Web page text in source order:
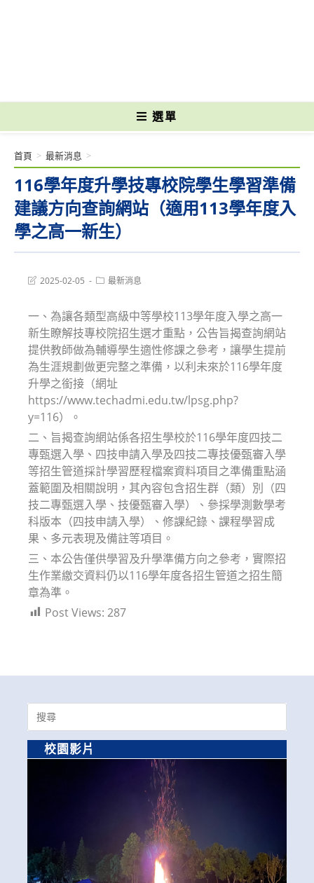
選單
116學年度升學技專校院學生學習準備
建議方向查詢網站（適用113學年度入
學之高一新生）
首頁 > 最新消息 >
Post2025-02-05
Post最新消息
一、為讓各類型高級中等學校113學年度入學之高一
新生瞭解技專校院招生選才重點，公告旨揭查詢網站
提供教師做為輔導學生適性修課之參考，讓學生提前
為生涯規劃做更完整之準備，以利未來於116學年度
升學之銜接（網址
https://www.techadmi.edu.tw/lpsg.php?
y=116）。
二、旨揭查詢網站係各招生學校於116學年度四技二
專甄選入學、四技申請入學及四技二專技優甄審入學
等招生管道採計學習歷程檔案資料項目之準備重點涵
蓋範圍及相關說明，其內容包含招生群（類）別（四
技二專甄選入學、技優甄審入學）、參採學測數學考
科版本（四技申請入學）、修課紀錄、課程學習成
果、多元表現及備註等項目。
三、本公告僅供學習及升學準備方向之參考，實際招
生作業繳交資料仍以116學年度各招生管道之招生簡
章為準。
Post Views: 287
Search
for:
校園影片